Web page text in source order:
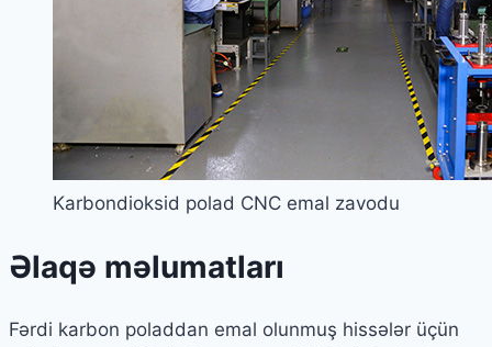
Karbondioksid polad CNC emal zavodu
Əlaqə məlumatları
Fərdi karbon poladdan emal olunmuş hissələr üçün